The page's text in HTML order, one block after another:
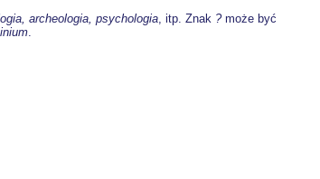
archeologia, psychologia , itp. Znak ?może być